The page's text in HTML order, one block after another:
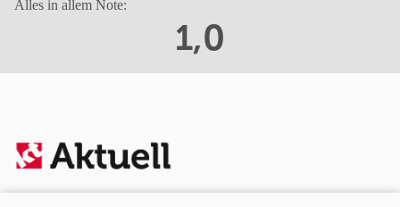
Alles in allem Note:
1,0